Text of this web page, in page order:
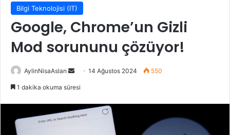
Bilgi Teknolojisi (IT)
Google, Chrome’un Gizli
Mod sorununu çözüyor!
AylinNisaAslan
Bir
göndermek
14 Ağustos 2024 550
1 dakika okuma süresi